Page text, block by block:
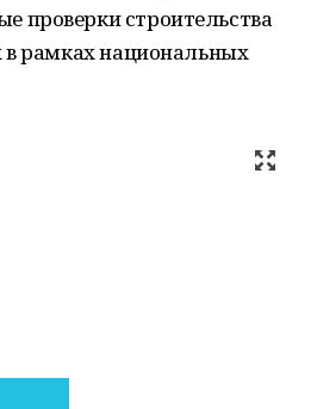
проверки строительства
в рамках национальных